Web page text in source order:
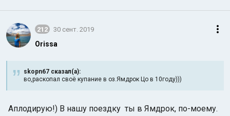
212 30 сент. 2019
Orissa
skopn67 сказал(а):
во,раскопал своё купание в оз.Ямдрок Цо в 10году)))
Аплодирую!) В нашу поездку ты в Ямдрок, по-моему.